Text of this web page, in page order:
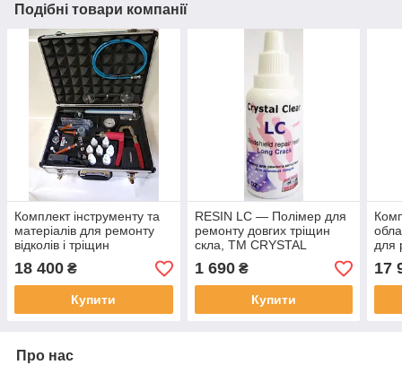
Подібні товари компанії
Комплект інструменту та
матеріалів для ремонту
відколів і тріщин
автостекол
18 400 ₴
Купити
RESIN LC — Полімер для
ремонту довгих тріщин
скла, ТМ CRYSTAL
CLEAR, США — 30 мл
1 690₴
Купити
для
17
Про нас